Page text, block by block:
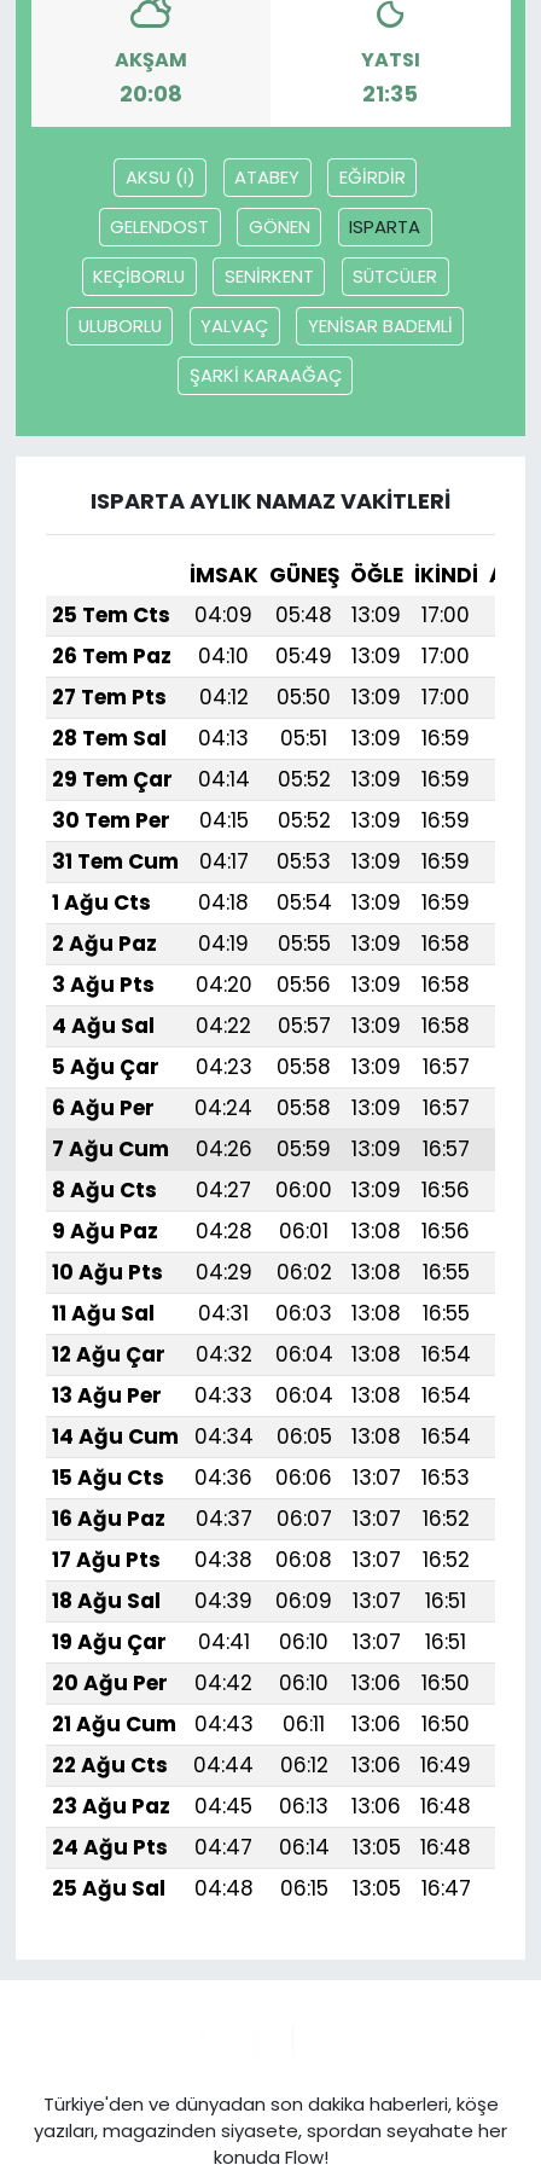
AKŞAM
20:08
YATSI
21:35
AKSU (I) ATABEY
EĞİRDİR
GELENDOST
GÖNEN
ISPARTA
KEÇİBORLU
SENİRKENT
SÜTCÜLER
ULUBORLU
YALVAÇ
YENİSAR BADEMLİ
ŞARKİ KARAAĞAÇ
ISPARTA AYLIK NAMAZ VAKITLERI
İMSAK GÜNEŞ ÖĞLE İKINDI
25 Tem Cts
04:09 05:48 13:09 17:00
26 Tem Paz
04:10 05:49 13:09 17:00
27 Tem Pts
04:12 05:50 13:09 17:00
28 Tem Sal
04:13 05:51 13:09 16:59
29 Tem Çar
04:14 05:52 13:09 16:59
30 Tem Per
04:15 05:52 13:09 16:59
31 Tem Cum
04:17 05:53 13:09 16:59
1 Ağu Cts
04:18 05:54 13:09 16:59
2 Ağu Paz
04:19 05:55 13:09 16:58
3 Ağu Pts
04:20 05:56 13:09 16:58
4 Ağu Sal
04:22 05:57 13:09 16:58
5 Ağu Çar
04:23 05:58 13:09 16:57
6 Ağu Per
04:24 05:58 13:09 16:57
7 Ağu Cum
04:26 05:59 13:09 16:57
8 Ağu Cts
04:27 06:00 13:09 16:56
9 Ağu Paz
04:28 06:01 13:08 16:56
10 Ağu Pts
04:29 06:02 13:08 16:55
11 Ağu Sal
04:31 06:03 13:08 16:55
12 Ağu Çar
04:32 06:04 13:08 16:54
13 Ağu Per
04:33 06:04 13:08 16:54
14 Ağu Cum
04:34 06:05 13:08 16:54
15 Ağu Cts
04:36 06:06 13:07 16:53
16 Ağu Paz
04:37 06:07 13:07 16:52
17 Ağu Pts
04:38 06:08 13:07 16:52
18 Ağu Sal
04:39 06:09 13:07 16:51
19 Ağu Çar
04:41 06:10 13:07 16:51
20 Ağu Per
04:42 06:10 13:06 16:50
21 Ağu Cum
04:43 06:11 13:06 16:50
22 Ağu Cts
04:44 06:12 13:06 16:49
23 Ağu Paz
04:45 06:13 13:06 16:48
24 Ağu Pts
04:47 06:14 13:05 16:48
25 Ağu Sal
04:48 06:15 13:05 16:47
Türkiye'den ve dünyadan son dakika haberleri, köşe
yazıları, magazinden siyasete, spordan seyahate her
konuda Flow!